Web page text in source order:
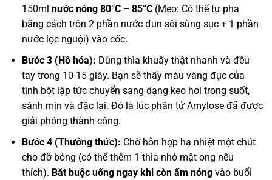
150ml nước nóng 80°C – 85°C(Mẹo: Có thể tự pha
bằng cách trộn 2 phần nước đun sôi sùng sục + 1 phần
nước lọc nguội) vào cốc.
Bước 3 (Hồ hóa): Dùng thìa khuấy thật nhanh và đều
tay trong 10-15 giây. Bạn sẽ thấy màu vàng đục của
tinh bột lập tức chuyển sang dạng keo hơi trong suốt,
sánh mịn và đặc lại. Đó là lúc phân tử Amylose đã được
giải phóng thành công.
Bước 4 (Thưởng thức): Chờ hỗn hợp hạ nhiệt một chút
cho đỡ bỏng (có thể thêm 1 thìa nhỏ mật ong nếu
thích). Bắt buộc uống ngay khi còn ấm nóngvào buổi